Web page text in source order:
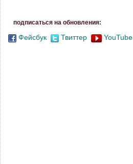
подписаться на обновления:
Фейсбук Твиттер YouTube